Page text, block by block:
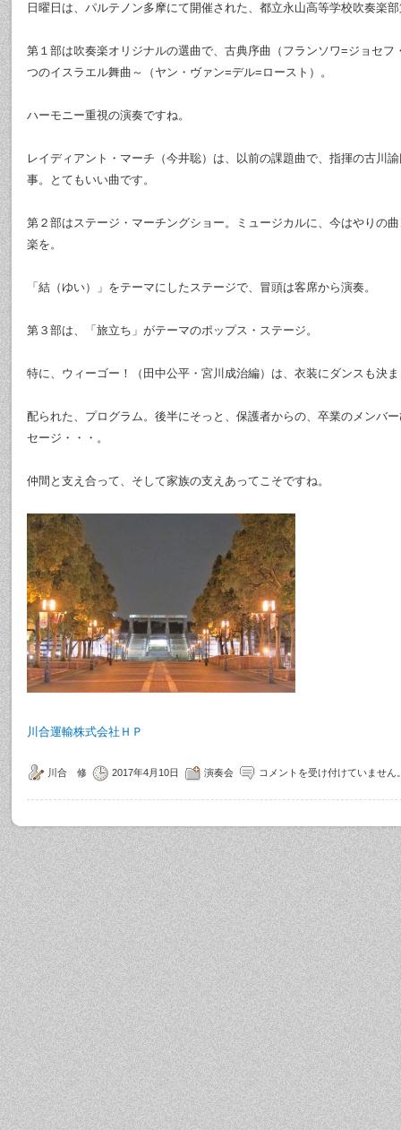
日曜日は、パルテノン多摩にて開催された、都立永山高等学校吹奏楽
第１部は吹奏楽オリジナルの選曲で、古典序曲（フランソワ=ジョセフ
つのイスラエル舞曲～（ヤン・ヴァン=デル=ロースト）。
ハーモニー重視の演奏ですね。
レイディアント・マーチ（今井聡）は、以前の課題曲で、指揮の古川
事。とてもいい曲です。
第２部はステージ・マーチングショー。ミュージカルに、今はやりの
楽を。
「結（ゆい）」をテーマにしたステージで、冒頭は客席から演奏。
第３部は、「旅立ち」がテーマのポップス・ステージ。
特に、ウィーゴー！（田中公平・宮川成治編）は、衣装にダンスも決
配られた、プログラム。後半にそっと、保護者からの、卒業のメンバ
セージ・・・。
仲間と支え合って、そして家族の支えあってこそですね。
川合運輸株式会社ＨＰ
川合 修 2017年4月10日 演奏会 コメントを受け付けていません